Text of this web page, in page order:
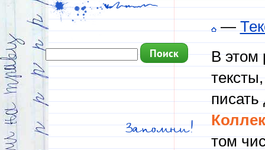
Запомни!
—
В этом
писать
том